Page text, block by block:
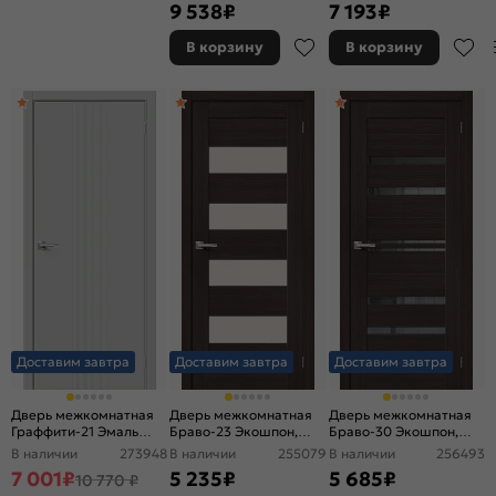
филенчатая
9 538₽
В корзину
царговая
7 193₽
В корзину
Доставим завтра
Дверь межкомнатная
Граффити-21 Эмаль
Grace, без декора,
кромки, каркасно-
В наличии 273948
7 001₽10 770 ₽
Доставим завтра
Дверь межкомнатная
Браво-23 Экошпон,
Wenge Melinga,
царговая
В наличии 255079
5 235₽
Доставим завтра
Дверь межкомнатная
Браво-30 Экошпон,
Wenge Melinga,
grey, царговая
В наличии 256493
5 685₽